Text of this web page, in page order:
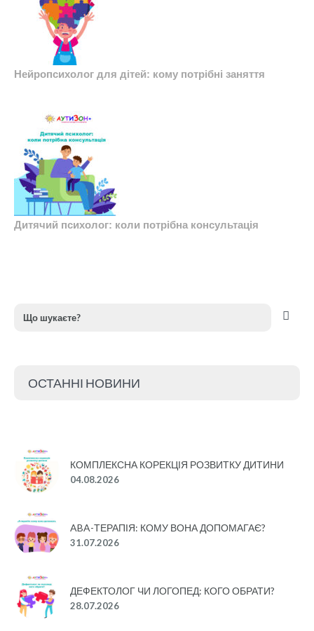
Нейропсихолог для дітей: кому потрібні заняття
Дитячий психолог: коли потрібна консультація
ОСТАННІ НОВИНИ
КОМПЛЕКСНА КОРЕКЦІЯ РОЗВИТКУ ДИТИНИ
04.08.2026
ABA-ТЕРАПІЯ: КОМУ ВОНА ДОПОМАГАЄ?
31.07.2026
ДЕФЕКТОЛОГ ЧИ ЛОГОПЕД: КОГО ОБРАТИ?
28.07.2026